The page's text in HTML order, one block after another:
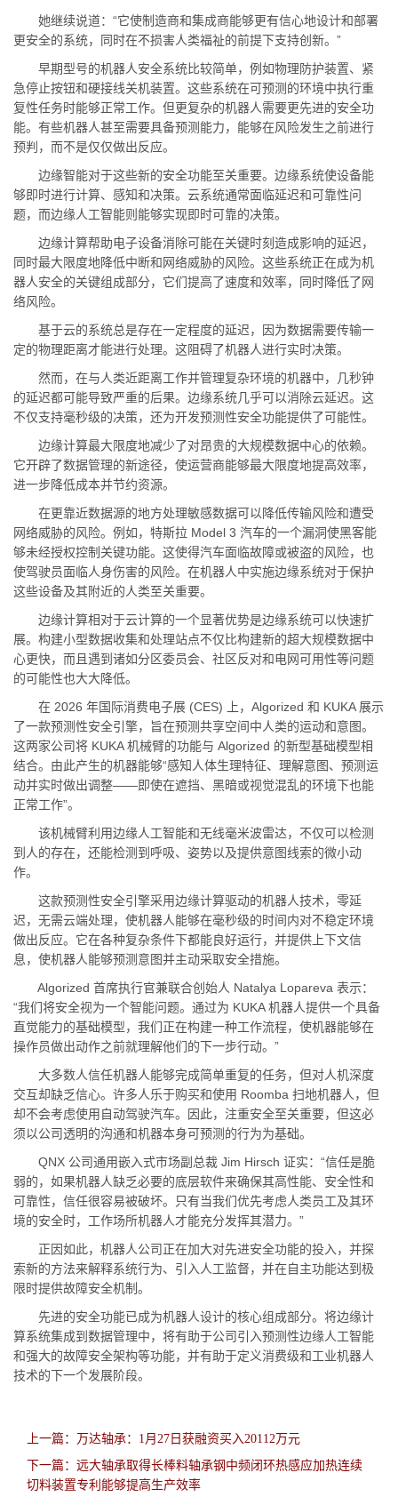
她继续说道：“它使制造商和集成商能够更有信心地设计和部署
更安全的系统，同时在不损害人类福祉的前提下支持创新。”
早期型号的机器人安全系统比较简单，例如物理防护装置、紧
急停止按钮和硬接线关机装置。这些系统在可预测的环境中执行重
复性任务时能够正常工作。但更复杂的机器人需要更先进的安全功
能。有些机器人甚至需要具备预测能力，能够在风险发生之前进行
预判，而不是仅仅做出反应。
边缘智能对于这些新的安全功能至关重要。边缘系统使设备能
够即时进行计算、感知和决策。云系统通常面临延迟和可靠性问
题，而边缘人工智能则能够实现即时可靠的决策。
边缘计算帮助电子设备消除可能在关键时刻造成影响的延迟，
同时最大限度地降低中断和网络威胁的风险。这些系统正在成为机
器人安全的关键组成部分，它们提高了速度和效率，同时降低了网
络风险。
基于云的系统总是存在一定程度的延迟，因为数据需要传输一
定的物理距离才能进行处理。这阻碍了机器人进行实时决策。
然而，在与人类近距离工作并管理复杂环境的机器中，几秒钟
的延迟都可能导致严重的后果。边缘系统几乎可以消除云延迟。这
不仅支持毫秒级的决策，还为开发预测性安全功能提供了可能性。
边缘计算最大限度地减少了对昂贵的大规模数据中心的依赖。
它开辟了数据管理的新途径，使运营商能够最大限度地提高效率，
进一步降低成本并节约资源。
在更靠近数据源的地方处理敏感数据可以降低传输风险和遭受
网络威胁的风险。例如，特斯拉 Model 3 汽车的一个漏洞使黑客能
够未经授权控制关键功能。这使得汽车面临故障或被盗的风险，也
使驾驶员面临人身伤害的风险。在机器人中实施边缘系统对于保护
这些设备及其附近的人类至关重要。
边缘计算相对于云计算的一个显著优势是边缘系统可以快速扩
展。构建小型数据收集和处理站点不仅比构建新的超大规模数据中
心更快，而且遇到诸如分区委员会、社区反对和电网可用性等问题
的可能性也大大降低。
在 2026 年国际消费电子展 (CES) 上，Algorized 和 KUKA 展示
了一款预测性安全引擎，旨在预测共享空间中人类的运动和意图。
这两家公司将 KUKA 机械臂的功能与 Algorized 的新型基础模型相
结合。由此产生的机器能够“感知人体生理特征、理解意图、预测运
动并实时做出调整——即使在遮挡、黑暗或视觉混乱的环境下也能
正常工作”。
该机械臂利用边缘人工智能和无线毫米波雷达，不仅可以检测
到人的存在，还能检测到呼吸、姿势以及提供意图线索的微小动
作。
这款预测性安全引擎采用边缘计算驱动的机器人技术，零延
迟，无需云端处理，使机器人能够在毫秒级的时间内对不稳定环境
做出反应。它在各种复杂条件下都能良好运行，并提供上下文信
息，使机器人能够预测意图并主动采取安全措施。
Algorized 首席执行官兼联合创始人 Natalya Lopareva 表示：
“我们将安全视为一个智能问题。通过为 KUKA 机器人提供一个具备
直觉能力的基础模型，我们正在构建一种工作流程，使机器能够在
操作员做出动作之前就理解他们的下一步行动。”
大多数人信任机器人能够完成简单重复的任务，但对人机深度
交互却缺乏信心。许多人乐于购买和使用 Roomba 扫地机器人，但
却不会考虑使用自动驾驶汽车。因此，注重安全至关重要，但这必
须以公司透明的沟通和机器本身可预测的行为为基础。
QNX 公司通用嵌入式市场副总裁 Jim Hirsch 证实：“信任是脆
弱的，如果机器人缺乏必要的底层软件来确保其高性能、安全性和
可靠性，信任很容易被破坏。只有当我们优先考虑人类员工及其环
境的安全时，工作场所机器人才能充分发挥其潜力。”
正因如此，机器人公司正在加大对先进安全功能的投入，并探
索新的方法来解释系统行为、引入人工监督，并在自主功能达到极
限时提供故障安全机制。
先进的安全功能已成为机器人设计的核心组成部分。将边缘计
算系统集成到数据管理中，将有助于公司引入预测性边缘人工智能
和强大的故障安全架构等功能，并有助于定义消费级和工业机器人
技术的下一个发展阶段。
上一篇：万达轴承：1月27日获融资买入20112万元
下一篇：远大轴承取得长棒料轴承钢中频闭环热感应加热连续
切料装置专利能够提高生产效率